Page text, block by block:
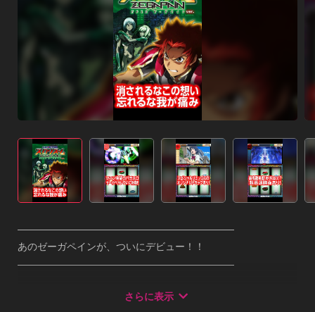
――――――――――――――――――――――
あのゼーガペインが、ついにデビュー！！
――――――――――――――――――――――
スロプラス＋からも無料アプリ配信開始です。本アプリは、音
さらに表示